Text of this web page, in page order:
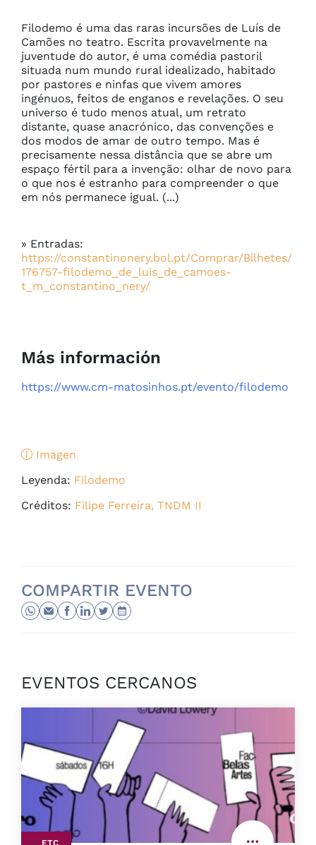
Filodemo é uma das raras incursões de Luís de
Camões no teatro. Escrita provavelmente na
juventude do autor, é uma comédia pastoril
situada num mundo rural idealizado, habitado
por pastores e ninfas que vivem amores
ingénuos, feitos de enganos e revelações. O seu
universo é tudo menos atual, um retrato
distante, quase anacrónico, das convenções e
dos modos de amar de outro tempo. Mas é
precisamente nessa distância que se abre um
espaço fértil para a invenção: olhar de novo para
o que nos é estranho para compreender o que
em nós permanece igual. (...)
» Entradas:
https://constantinonery.bol.pt/Comprar/Bilhetes/
176757-filodemo_de_luis_de_camoes-
t_m_constantino_nery/
Más información
https://www.cm-matosinhos.pt/evento/filodemo
Imagen
Leyenda: Filodemo
Créditos: Filipe Ferreira, TNDM II
COMPARTIR EVENTO
EVENTOS CERCANOS
ETC